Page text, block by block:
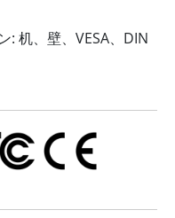
: 机、壁、VESA、DIN